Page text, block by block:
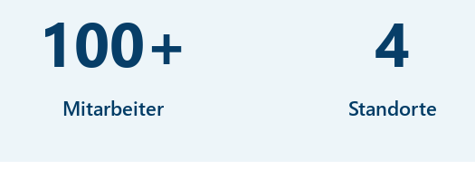
100+
Mitarbeiter
4
Standorte